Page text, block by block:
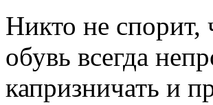
Никто не спорит,
обувь всегда
капризничать и